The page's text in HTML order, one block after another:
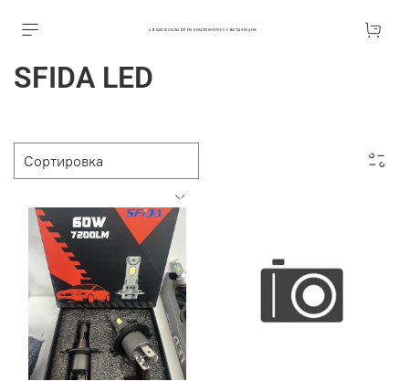
АВТОАКСЕССУАРЫ ОПТОМ В ЕКАТЕРИНБУРГЕ ПО ВЫГОДНОЙ ЦЕНЕ
SFIDA LED